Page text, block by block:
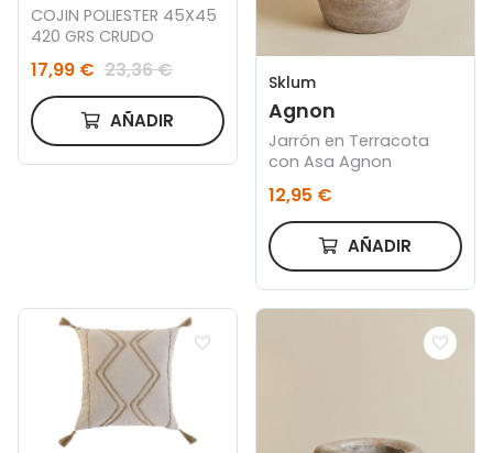
COJIN POLIESTER 45X45
420 GRS CRUDO
17,99 € 23,36 €
AÑADIR
Sklum
Agnon
Jarrón en Terracota
con Asa Agnon
12,95 €
AÑADIR